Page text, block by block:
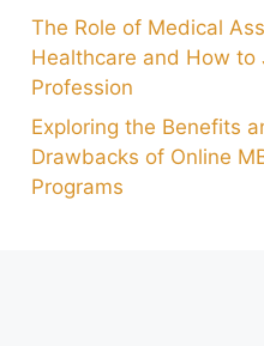
The Role of Medical
Healthcare and How to
Profession
Exploring the Benefits
Drawbacks of Online
Programs